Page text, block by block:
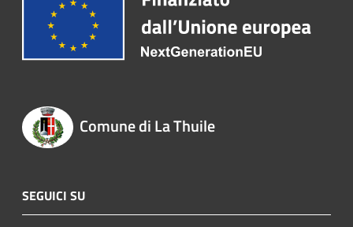
Comune di La Thuile
SEGUICI SU